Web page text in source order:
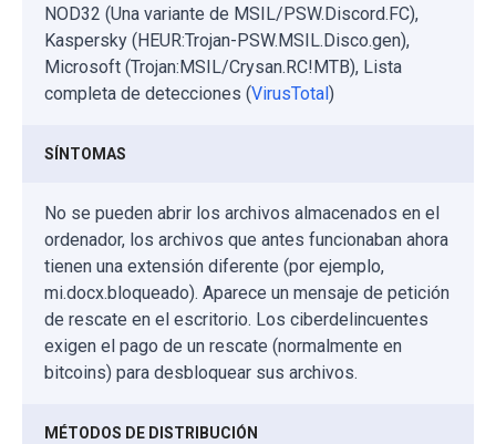
NOD32 (Una variante de MSIL/PSW.Discord.FC),
Kaspersky (HEUR:Trojan-PSW.MSIL.Disco.gen),
Microsoft (Trojan:MSIL/Crysan.RC!MTB), Lista
completa de detecciones (VirusTotal )
SÍNTOMAS
No se pueden abrir los archivos almacenados en el
ordenador, los archivos que antes funcionaban ahora
tienen una extensión diferente (por ejemplo,
mi.docx.bloqueado). Aparece un mensaje de petición
de rescate en el escritorio. Los ciberdelincuentes
exigen el pago de un rescate (normalmente en
bitcoins) para desbloquear sus archivos.
MÉTODOS DE DISTRIBUCIÓN